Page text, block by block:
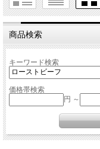
商品検索
キーワード検索
価格帯検索
円 ～